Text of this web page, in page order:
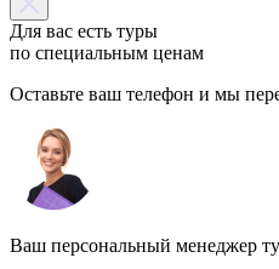
Для вас есть туры
по специальным ценам
Оставьте ваш телефон и мы
Ваш персональный менеджер